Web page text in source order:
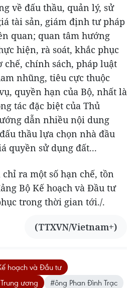
về đấu thầu, quản lý, sử
tài sản, giám định tư pháp
quan; quan tâm hướng
hiện, rà soát, khắc phục
chế, chính sách, pháp luật
nhũng, tiêu cực thuộc
quyền hạn của Bộ, nhất là
tác đặc biệt của Thủ
dẫn nhiều nội dung
thầu lựa chọn nhà đầu
quyền sử dụng đất...
chỉ ra một số hạn chế, tồn
Bộ Kế hoạch và Đầu tư
trong thời gian tới./.
(TTXVN/Vietnam+)
hoạch và Đầu tư
ương
#ông Phan Đình Trạc